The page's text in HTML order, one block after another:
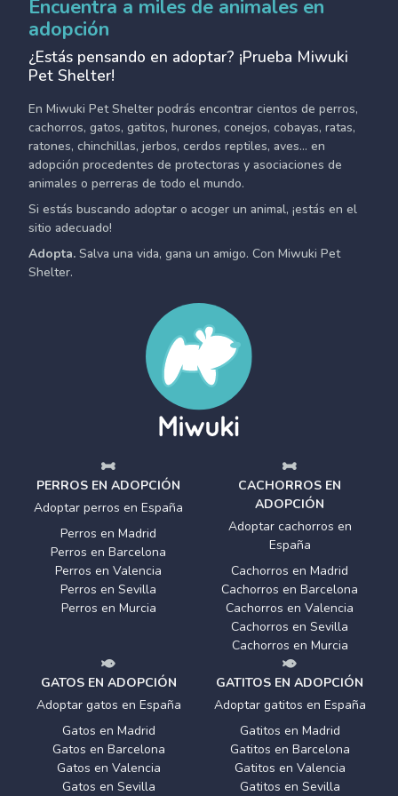
Encuentra a miles de animales en
adopción
¿Estás pensando en adoptar? ¡Prueba Miwuki
Pet Shelter!
En Miwuki Pet Shelter podrás encontrar cientos de perros,
cachorros, gatos, gatitos, hurones, conejos, cobayas, ratas,
ratones, chinchillas, jerbos, cerdos reptiles, aves... en
adopción procedentes de protectoras y asociaciones de
animales o perreras de todo el mundo.
Si estás buscando adoptar o acoger un animal, ¡estás en el
sitio adecuado!
Adopta. Salva una vida, gana un amigo. Con Miwuki Pet
Shelter.
PERROS EN ADOPCIÓN
Adoptar perros en España
Perros en Madrid
Perros en Barcelona
Perros en Valencia
Perros en Sevilla
Perros en Murcia
CACHORROS EN
ADOPCIÓN
Adoptar cachorros en
España
Cachorros en Madrid
Cachorros en Barcelona
Cachorros en Valencia
Cachorros en Sevilla
Cachorros en Murcia
GATOS EN ADOPCIÓN
Adoptar gatos en España
Gatos en Madrid
Gatos en Barcelona
Gatos en Valencia
Gatos en Sevilla
GATITOS EN ADOPCIÓN
Adoptar gatitos en España
Gatitos en Madrid
Gatitos en Barcelona
Gatitos en Valencia
Gatitos en Sevilla